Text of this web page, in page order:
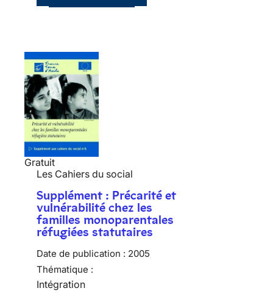
Gratuit
Les Cahiers du social
Supplément : Précarité et
vulnérabilité chez les
familles monoparentales
réfugiées statutaires
Date de publication : 2005
Thématique :
Intégration